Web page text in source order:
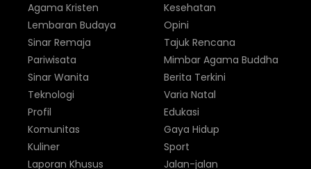
Agama Kristen
Lembaran Budaya
Sinar Remaja
Pariwisata
Sinar Wanita
Kesehatan
Opini
Tajuk Rencana
Mimbar Agama Buddha
Berita Terkini
Teknologi
Profil
Komunitas
Kuliner
Laporan Khusus
Varia Natal
Edukasi
Gaya Hidup
Sport
Jalan-jalan